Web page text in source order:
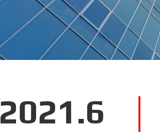
2021.6